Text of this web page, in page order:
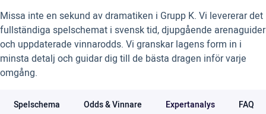
Missa inte en sekund av dramatiken i Grupp K. Vi levererar det
fullständiga spelschemat i svensk tid, djupgående arenaguider
och uppdaterade vinnarodds. Vi granskar lagens form in i
minsta detalj och guidar dig till de bästa dragen inför varje
omgång.
Spelschema Odds & Vinnare Expertanalys FAQ